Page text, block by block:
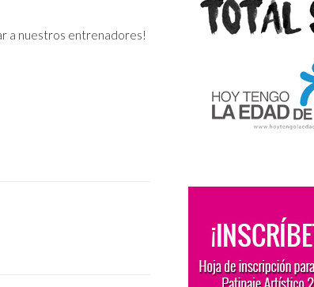
a nuestros entrenadores!